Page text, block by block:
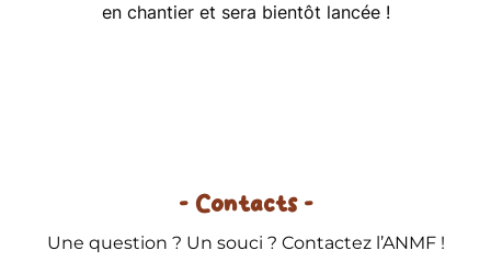
en chantier et sera bientôt lancée !
- Contacts -
Une question ? Un souci ? Contactez l’ANMF !